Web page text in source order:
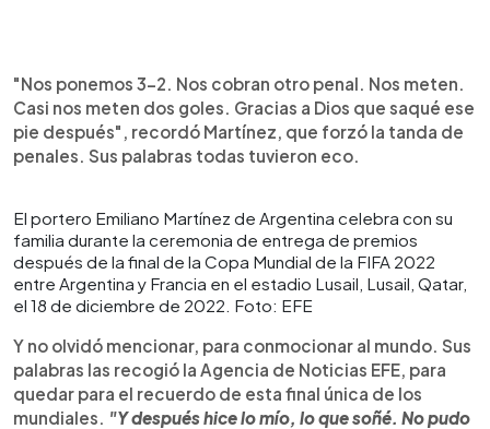
"Nos ponemos 3-2. Nos cobran otro penal. Nos meten.
Casi nos meten dos goles. Gracias a Dios que saqué ese
pie después", recordó Martínez, que forzó la tanda de
penales. Sus palabras todas tuvieron eco.
El portero Emiliano Martínez de Argentina celebra con su
familia durante la ceremonia de entrega de premios
después de la final de la Copa Mundial de la FIFA 2022
entre Argentina y Francia en el estadio Lusail, Lusail, Qatar,
el 18 de diciembre de 2022. Foto: EFE
Y no olvidó mencionar, para conmocionar al mundo. Sus
palabras las recogió la Agencia de Noticias EFE, para
quedar para el recuerdo de esta final única de los
mundiales. "Y después hice lo mío, lo que soñé. No pudo